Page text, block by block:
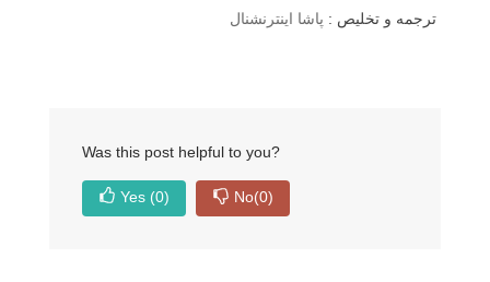
ترجمه و تخلیص : پاشا اینترنشنال
Was this post helpful to you?
Yes (0) No(0)